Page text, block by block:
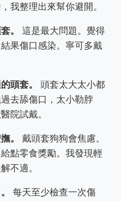
我整理出來幫你避開。
。
這是最大問題。覺得
果傷口感染。寧可多戴
頭套。
頭套太大太小都
去舔傷口，太小勒脖
院試戴。
。
戴頭套狗狗會焦慮。
點零食獎勵。我發現輕
不適。
每天至少檢查一次傷